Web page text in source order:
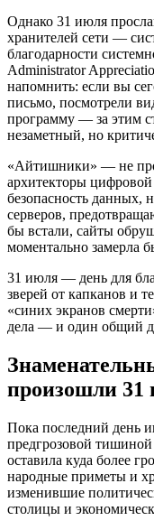
Однако 31 июля
хранителей сети —
благодарности
Administrator
напомнить: если вы
письмо, посмотрели
программу — за этим
незаметный, но
«Айтишники» — не
архитекторы
безопасность данных,
серверов,
бы встали, сайты
моментально замерла
31 июля — день для
зверей от капканов и
«синих экранов
дела — и один общий
произошли 31
Пока последний день
предгрозовой тишиной
оставила куда более
народные приметы и
изменившие
столицы и